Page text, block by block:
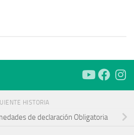
HISTORIA
de declaración Obligatoria